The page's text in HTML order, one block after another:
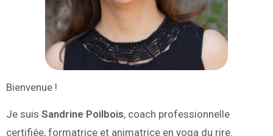
Bienvenue !
Je suis Sandrine Poilbois, coach professionnelle
certifiée, formatrice et animatrice en yoga du rire.